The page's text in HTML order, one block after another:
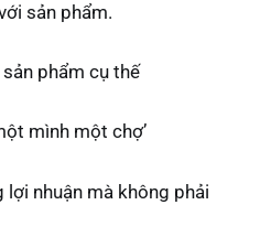
sản phẩm.
phẩm cụ thế
mình một chợ’
nhuận mà không phải